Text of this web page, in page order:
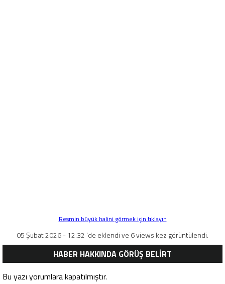
Resmin büyük halini görmek için tıklayın
05 Şubat 2026 - 12:32 'de eklendi ve 6 views kez görüntülendi.
HABER HAKKINDA GÖRÜŞ BELİRT
Bu yazı yorumlara kapatılmıştır.